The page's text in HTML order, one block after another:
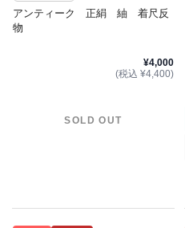
アンティーク 正絹 紬 着尺反
物
¥4,000
(税込 ¥4,400)
SOLD OUT